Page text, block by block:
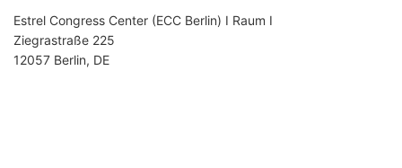
Estrel Congress Center (ECC Berlin) I Raum I
Ziegrastraße 225
12057 Berlin, DE